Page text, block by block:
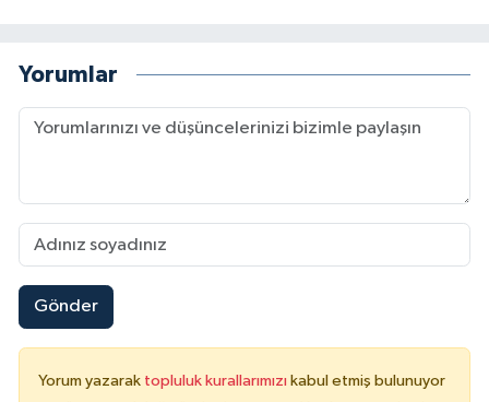
Yorumlar
Gönder
Yorum yazarak topluluk kurallarımızı kabul etmiş bulunuyor